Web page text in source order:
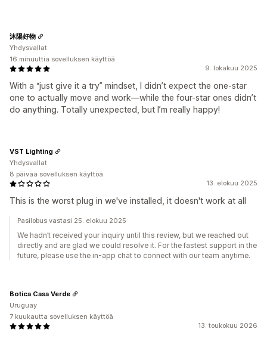
9. lokakuu 2025
With a “just give it a try” mindset, I didn’t expect the one-star
one to actually move and work—while the four-star ones didn’t
do anything. Totally unexpected, but I’m really happy!
沐陽好物
Yhdysvallat
16 minuuttia sovelluksen käyttöä
13. elokuu 2025
This is the worst plug in we've installed, it doesn't work at all
VST Lighting
Yhdysvallat
8 päivää sovelluksen käyttöä
Pasilobus vastasi 25. elokuu 2025
We hadn’t received your inquiry until this review, but we reached out
directly and are glad we could resolve it. For the fastest support in the
future, please use the in-app chat to connect with our team anytime.
13. toukokuu 2026
Botica Casa Verde
Uruguay
7 kuukautta sovelluksen käyttöä